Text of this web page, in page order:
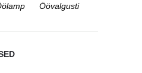
Öövalgusti